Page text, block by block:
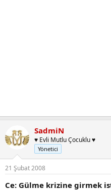
SadmiN
♥ Evli Mutlu Çocuklu ♥
Yönetici
21 Şubat 2008
Ce: Gülme krizine girmek